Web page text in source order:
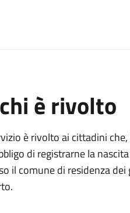
è rivolto
è rivolto ai cittadini
di registrarne la
il comune di residenza